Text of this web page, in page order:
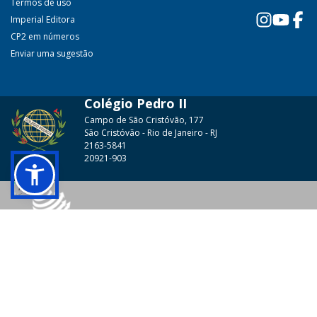
Termos de uso
Imperial Editora
CP2 em números
Enviar uma sugestão
Colégio Pedro II
Campo de São Cristóvão, 177
São Cristóvão - Rio de Janeiro - RJ
2163-5841
20921-903